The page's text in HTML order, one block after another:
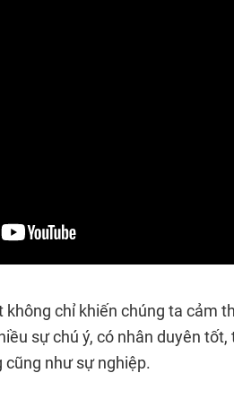
không chỉ khiến chúng ta cảm
sự chú ý, có nhân duyên
cũng như sự nghiệp.